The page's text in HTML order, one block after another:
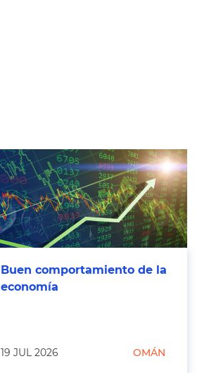
Buen comportamiento de la
economía
19 JUL 2026 OMÁN